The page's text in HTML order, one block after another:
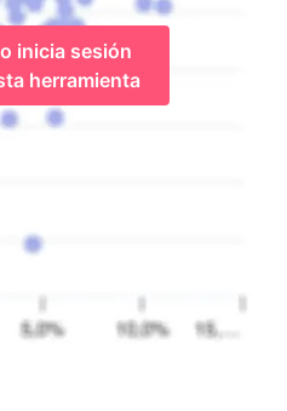
inicia sesión
herramienta